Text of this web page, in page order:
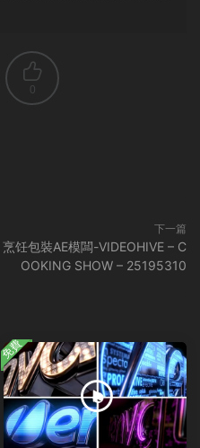
0
下一篇
烹饪包裝AE模闆-VIDEOHIVE – C
OOKING SHOW – 25195310
免費